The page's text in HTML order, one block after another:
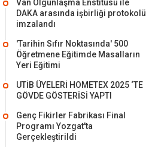
Van Olgunlaşma Enstitüsü ile
DAKA arasında işbirliği protokolü
imzalandı
'Tarihin Sıfır Noktasında' 500
Öğretmene Eğitimde Masalların
Yeri Eğitimi
UTİB ÜYELERİ HOMETEX 2025 ‘TE
GÖVDE GÖSTERİSİ YAPTI
Genç Fikirler Fabrikası Final
Programı Yozgat'ta
Gerçekleştirildi
Ulusumuz:
Köy
SOYSAL